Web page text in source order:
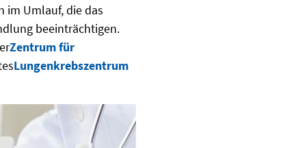
im Umlauf, die das
beeinträchtigen.
Zentrum für
Lungenkrebszentrum